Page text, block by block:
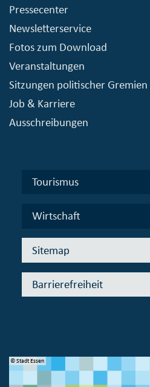
Pressecenter
Newsletterservice
Fotos zum Download
Veranstaltungen
Sitzungen politischer Gremien
Job & Karriere
Ausschreibungen
Tourismus
Wirtschaft
Sitemap
Barrierefreiheit
© Stadt Essen